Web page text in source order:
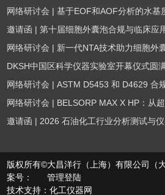
邀请函 | 第十届细胞外囊泡合规与临床应
版权所有©大昌洋行（上海）有限公司
案号：
管理登陆
技术支持：化工仪器网